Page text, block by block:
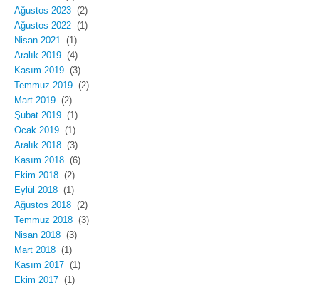
Ağustos 2023 (2)
Ağustos 2022 (1)
Nisan 2021
(1)
Aralık 2019 (4)
Kasım 2019 (3)
Temmuz 2019 (2)
Mart 2019 (2)
Şubat 2019 (1)
Ocak 2019 (1)
Aralık 2018 (3)
Kasım 2018 (6)
Ekim 2018 (2)
Eylül 2018 (1)
Ağustos 2018 (2)
Temmuz 2018 (3)
Nisan 2018 (3)
Mart 2018 (1)
Kasım 2017 (1)
Ekim 2017 (1)